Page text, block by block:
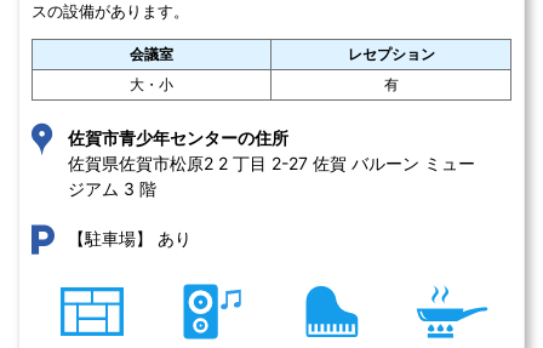
スの設備があります。
会議室
レセプション
大・小
有
佐賀市青少年センターの住所
佐賀県佐賀市松原2 2 丁目 2-27 佐賀 バルーン ミュー
ジアム 3 階
【駐車場】 あり